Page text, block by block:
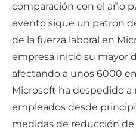
comparación con el año
evento sigue un patrón
de la fuerza laboral en
empresa inició su mayor
afectando a unos 6000
Microsoft ha despedido a
empleados desde
medidas de reducción